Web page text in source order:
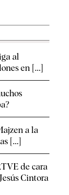
al
en [...]
a la
[...]
de cara
Cintora